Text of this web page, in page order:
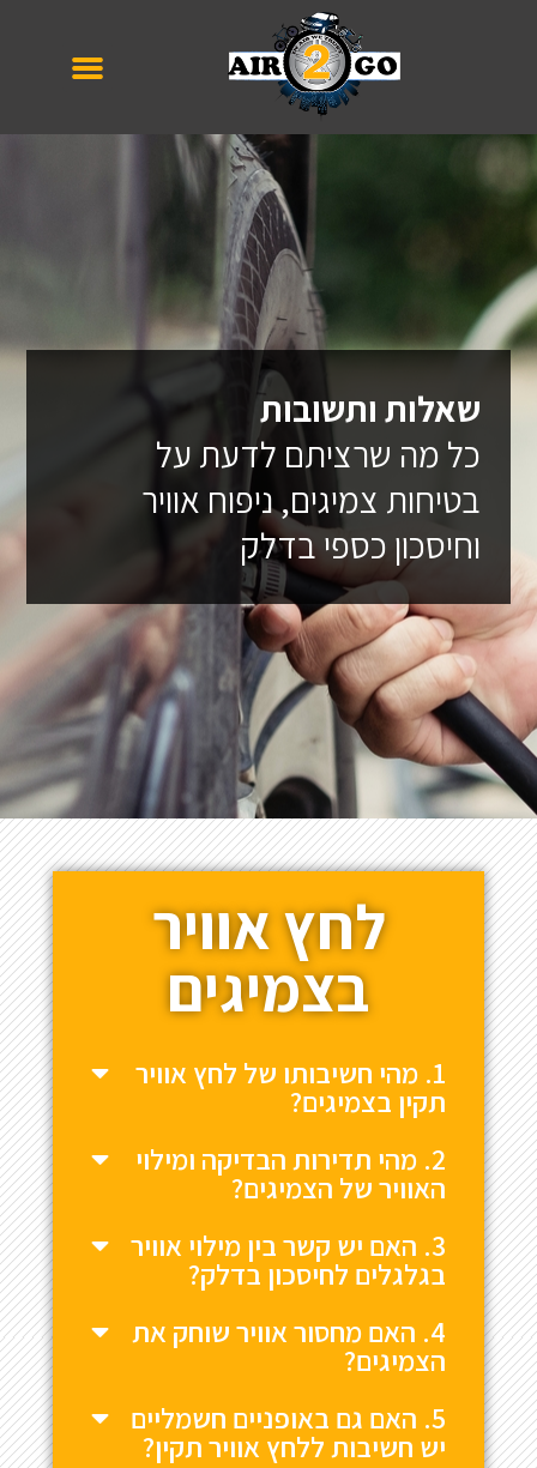
שאלות ותשובות
כל מה שרציתם לדעת על
בטיחות צמיגים, ניפוח אוויר
וחיסכון כספי בדלק
לחץ אוויר
בצמיגים
1. מהי חשיבותו של לחץ אוויר
תקין בצמיגים?
2. מהי תדירות הבדיקה ומילוי
האוויר של הצמיגים?
3. האם יש קשר בין מילוי אוויר
בגלגלים לחיסכון בדלק?
4. האם מחסור אוויר שוחק את
הצמיגים?
5. האם גם באופניים חשמליים
יש חשיבות ללחץ אוויר תקין?